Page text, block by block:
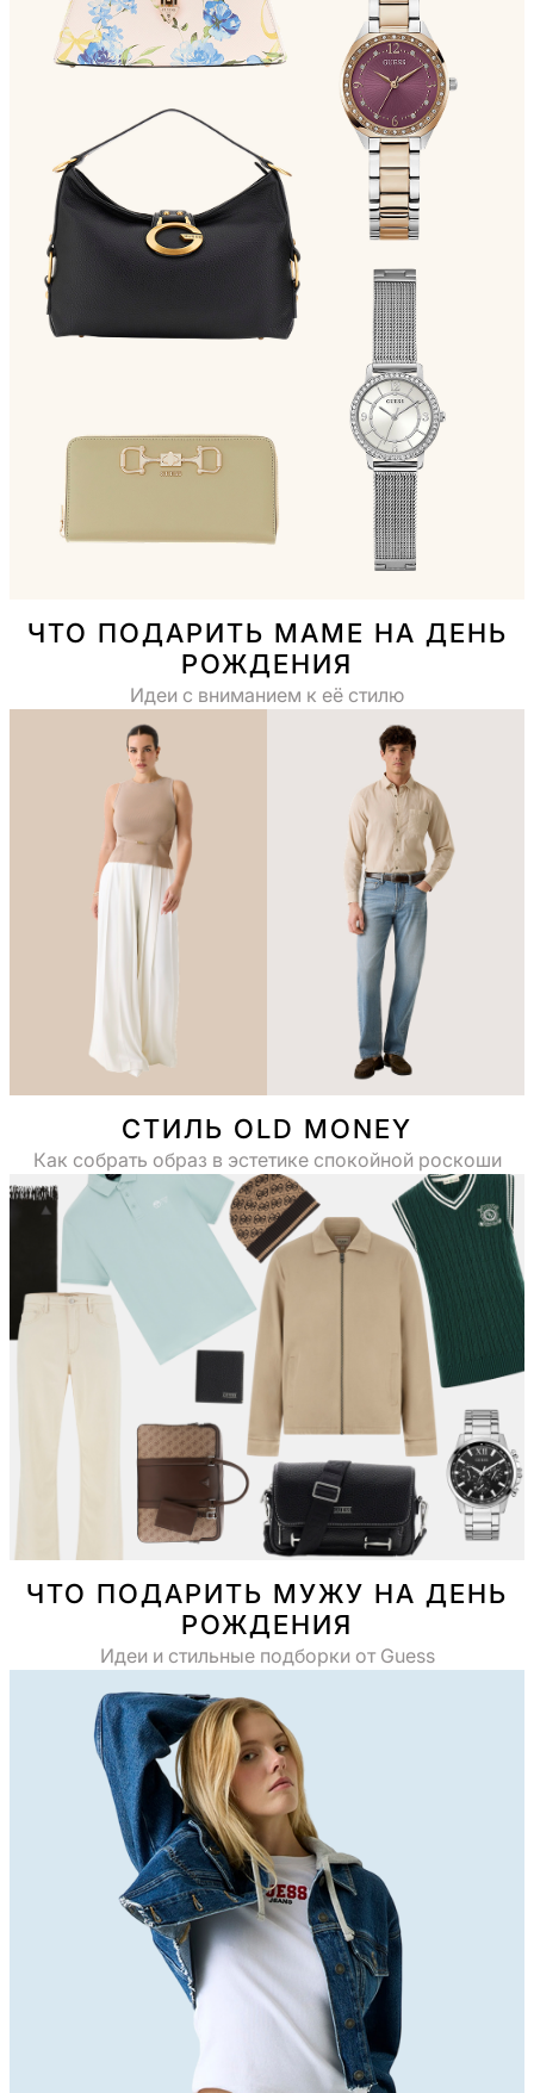
ЧТО ПОДАРИТЬ МАМЕ НА ДЕНЬ
РОЖДЕНИЯ
Идеи с вниманием к её стилю
СТИЛЬ OLD MONEY
Как собрать образ в эстетике спокойной роскоши
ЧТО ПОДАРИТЬ МУЖУ НА ДЕНЬ
РОЖДЕНИЯ
Идеи и стильные подборки от Guess